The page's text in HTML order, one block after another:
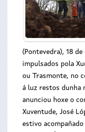
(Pontevedra), 18
impulsados pola
ou Trasmonte, no
á luz restos dunha
anunciou hoxe o
Xuventude, José
estivo